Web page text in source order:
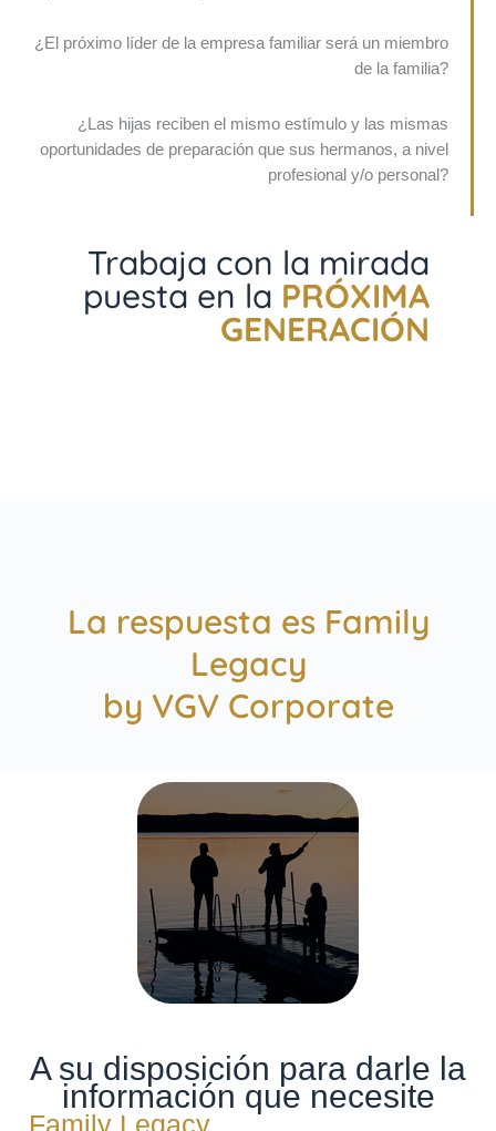
¿El próximo líder de la empresa familiar será un miembro
de la familia?
¿Las hijas reciben el mismo estímulo y las mismas
oportunidades de preparación que sus hermanos, a nivel
profesional y/o personal?
Trabaja con la mirada
puesta en la PRÓXIMA
GENERACIÓN
La respuesta es Family
Legacy
by VGV Corporate
A su disposición para darle la
información que necesite
Family Legacy